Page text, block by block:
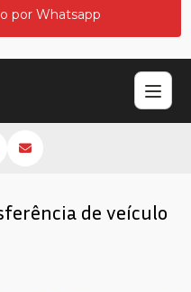
por Whatsapp
VEICULO VALOR
de veículo